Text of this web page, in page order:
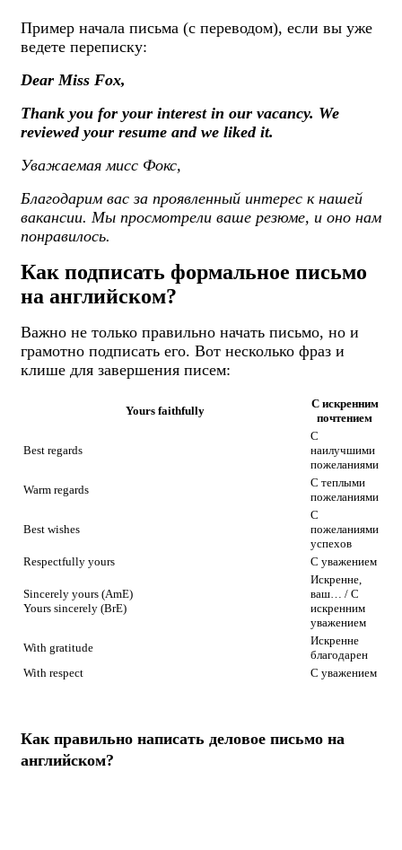
Пример начала письма (с переводом), если вы уже
ведете переписку:
Dear Miss Fox,
Thank you for your interest in our vacancy. We
reviewed your resume and we liked it.
Уважаемая мисс Фокс,
Благодарим вас за проявленный интерес к нашей
вакансии. Мы просмотрели ваше резюме, и оно нам
понравилось.
Как подписать формальное письмо
на английском?
Важно не только правильно начать письмо, но и
грамотно подписать его. Вот несколько фраз и
клише для завершения писем:
Yours faithfully
С искренним
почтением
Best regards
С
наилучшими
пожеланиями
Warm regards
С теплыми
пожеланиями
Best wishes
С
пожеланиями
успехов
Respectfully yours
С уважением
Sincerely yours (AmE)
Yours sincerely (BrE)
Искренне,
ваш… / С
искренним
уважением
With gratitude
Искренне
благодарен
With respect
С уважением
Как правильно написать деловое письмо на
английском?